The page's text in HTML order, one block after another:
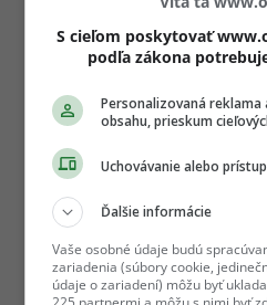
S cieľom poskytovať
podľa zákona
Personalizovaná reklama
obsahu, prieskum
Uchovávanie alebo
Ďalšie informácie
Vaše osobné údaje budú
zariadenia (súbory cookie,
údaje o zariadení) môžu byť